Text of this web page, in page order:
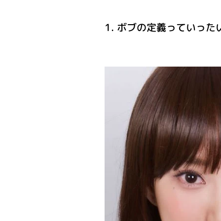
1. ボブの定義っていった